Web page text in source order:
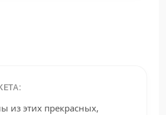
из этих прекрасных,